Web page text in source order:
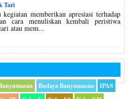
Tari
memberikan apresiasi terhadap
cara menuliskan kembali peristiwa
atau mem...
Budaya Banyumasan
IPAS